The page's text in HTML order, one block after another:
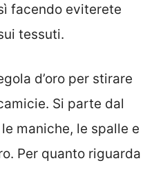
facendo eviterete
tessuti.
d’oro per stirare
Si parte dal
maniche, le spalle e
Per quanto riguarda